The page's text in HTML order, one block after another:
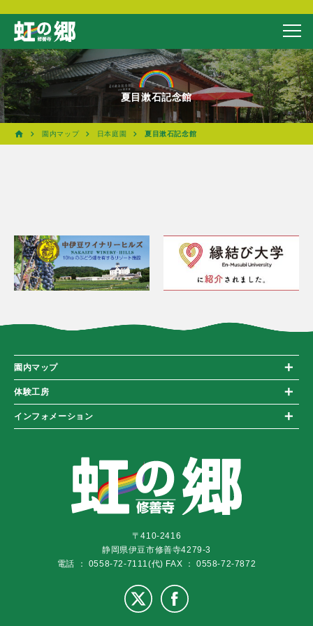
夏目漱石記念館
園内マップ 日本庭園 夏目漱石記念館
〒410-2416
静岡県伊豆市修善寺4279-3
電話 ： 0558-72-7111(代) FAX ： 0558-72-7872
園内マップ
体験工房
インフォメーション